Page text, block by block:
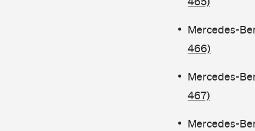
Mercedes-
466)
Mercedes-
467)
Mercedes-